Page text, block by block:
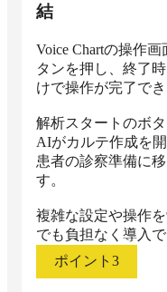
結
Voice Chartの操作
タンを押し、終了
けで操作が完了でき
解析スタートのボ
AIがカルテ作成を
患者の診察準備に
す。
複雑な設定や操作
でも負担なく導入で
ポイント 3